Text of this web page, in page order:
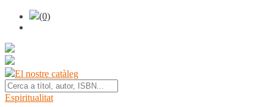
(0)
El nostre catàleg
Espiritualitat